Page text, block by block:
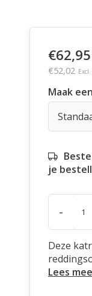
€62,95
€52,02
Maak
je
-
Deze
Lees